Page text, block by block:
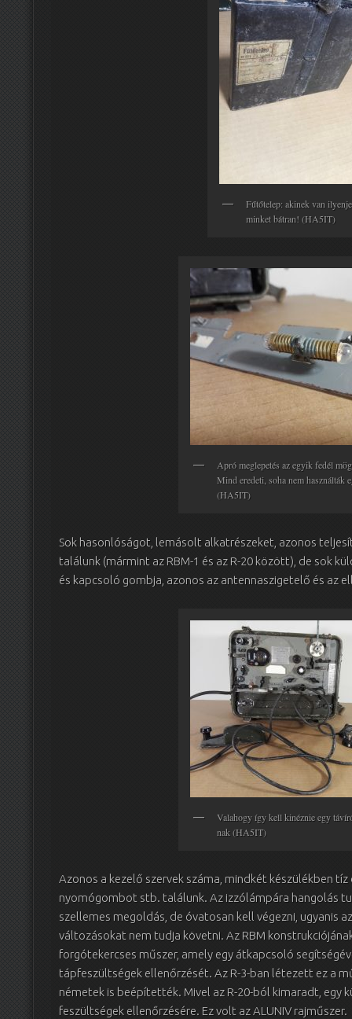
Fűtőtelep: akinek van
minket bátran! (HA5IT)
Apró meglepetés az egyik fedél
Mind eredeti, soha nem használták
(HA5IT)
Sok hasonlóságot, lemásolt alkatrészeket, azonos
találunk (mármint az RBM-1 és az R-20 között), de sok
és kapcsoló gombja, azonos az antennaszigetelő és az
Valahogy így kell kinéznie egy
nak (HA5IT)
Azonos a kezelő szervek száma, mindkét készülékben
nyomógombot stb. találunk. Az izzólámpára hangolás
szellemes megoldás, de óvatosan kell végezni, ugyanis
változásokat nem tudja követni. Az RBM
forgótekercses műszer, amely egy átkapcsoló
tápfeszültségek ellenőrzését. Az R-3-ban létezett ez a
németek is beépítették. Mivel az R-20-ból kimaradt,
feszültségek ellenőrzésére. Ez volt az ALUNIV rajműszer.